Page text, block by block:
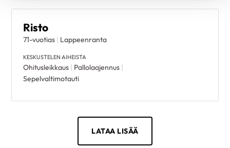
Risto
71-vuotias| Lappeenranta
KESKUSTELEN AIHEISTA
Ohitusleikkaus| Pallolaajennus|
Sepelvaltimotauti
LATAA LISÄÄ